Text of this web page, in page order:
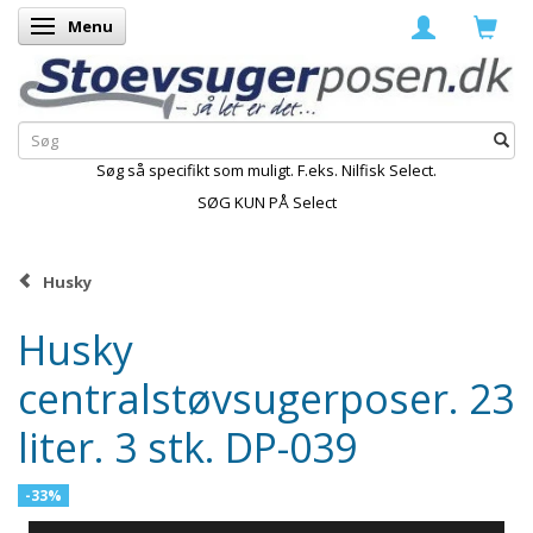
Skifte navigation
Menu
Søg så specifikt som muligt. F.eks. Nilfisk Select.
SØG KUN PÅ Select
Husky
Husky
centralstøvsugerposer. 23
liter. 3 stk. DP-039
-33%